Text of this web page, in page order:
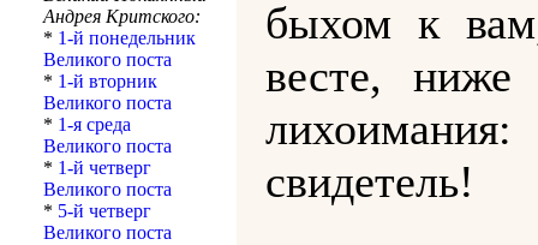
Андрея Критского:
* 1-й понедельник
Великого поста
* 1-й вторник
Великого поста
* 1-я среда
Великого поста
* 1-й четверг
Великого поста
* 5-й четверг
Великого поста
быхом к
весте,
свидетель!